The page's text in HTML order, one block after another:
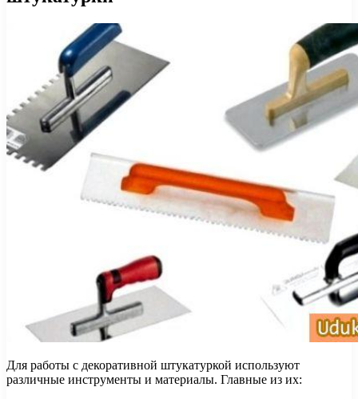
Для работы с декоративной штукатуркой используют
различные инструменты и материалы. Главные из их: